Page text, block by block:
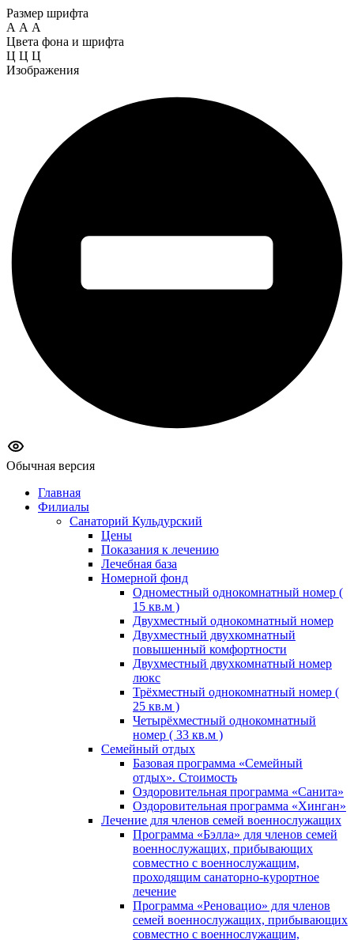
Размер шрифта
А А А
Цвета фона и шрифта
Ц Ц Ц
Изображения
Обычная версия
Главная
Филиалы
Санаторий Кульдурский
Цены
Показания к лечению
Лечебная база
Номерной фонд
Одноместный однокомнатный номер (
15 кв.м )
Двухместный однокомнатный номер
Двухместный двухкомнатный
повышенный комфортности
Двухместный двухкомнатный номер
люкс
Трёхместный однокомнатный номер (
25 кв.м )
Четырёхместный однокомнатный
номер ( 33 кв.м )
Семейный отдых
Базовая программа «Семейный
отдых». Стоимость
Оздоровительная программа «Санита»
Оздоровительная программа «Хинган»
Лечение для членов семей военнослужащих
Программа «Бэлла» для членов семей
военнослужащих, прибывающих
совместно с военнослужащим,
проходящим санаторно-курортное
лечение
Программа «Реновацио» для членов
семей военнослужащих, прибывающих
совместно с военнослужащим,